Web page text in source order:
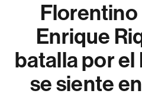
Florentino
Enrique
batalla por el
se siente